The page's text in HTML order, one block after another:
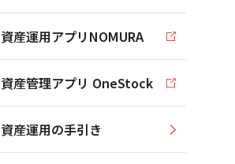
資産運用アプリNOMURA
資産管理アプリ OneStock
資産運用の手引き